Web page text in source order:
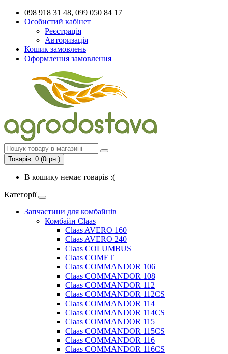
098 918 31 48, 099 050 84 17
Особистий кабінет
Реєстрація
Авторизація
Кошик замовлень
Оформлення замовлення
Товарів: 0 (0грн.)
В кошику немає товарів :(
Категорії
Запчастини для комбайнів
Комбайн Claas
Claas AVERO 160
Claas AVERO 240
Claas COLUMBUS
Claas COMET
Claas COMMANDOR 106
Claas COMMANDOR 108
Claas COMMANDOR 112
Claas COMMANDOR 112CS
Claas COMMANDOR 114
Claas COMMANDOR 114CS
Claas COMMANDOR 115
Claas COMMANDOR 115CS
Claas COMMANDOR 116
Claas COMMANDOR 116CS